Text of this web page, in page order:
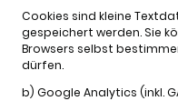
Cookies sind kleine
gespeichert werden. Sie
Browsers selbst
dürfen.
b) Google Analytics (inkl.